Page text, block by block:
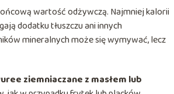
wartość odżywczą. Najmniej kalorii
dodatku tłuszczu ani innych
mineralnych może się wymywać, lecz
ziemniaczane z masłem lub